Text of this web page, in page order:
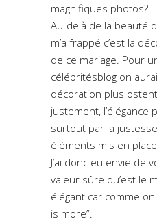
magnifiques photos?
Au-delà de la beauté
m’a frappé c’est la
de ce mariage. Pour
célébritésblog on
décoration plus
justement, l’élégance
surtout par la
éléments mis en place.
J’ai donc eu envie de
valeur sûre qu’est le
élégant car comme
is more”.